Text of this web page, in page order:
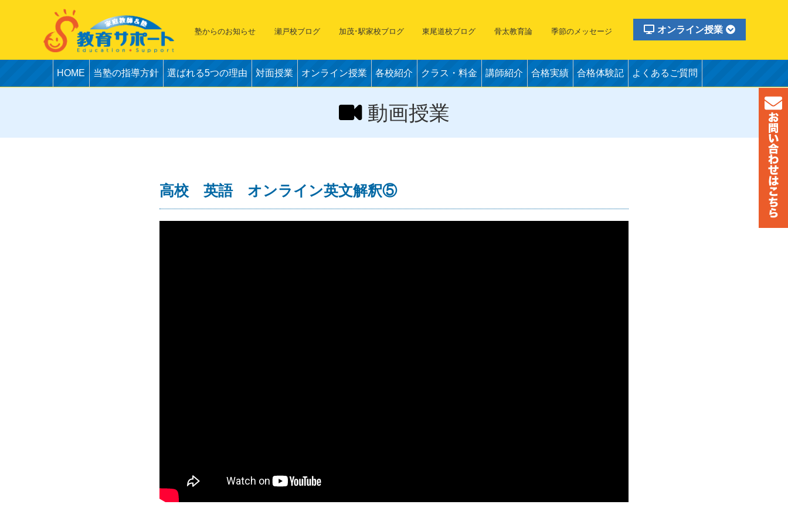
オンライン授業
塾からのお知らせ 瀬戸校ブログ 加茂･駅家校ブログ 東尾道校ブログ 骨太教育論 季節のメッセージ
HOME 当塾の指導方針 選ばれる5つの理由 対面授業 オンライン授業 各校紹介 クラス・料金 講師紹介 合格実績 合格体験記 よくあるご質問
動画授業
高校 英語 オンライン英文解釈⑤